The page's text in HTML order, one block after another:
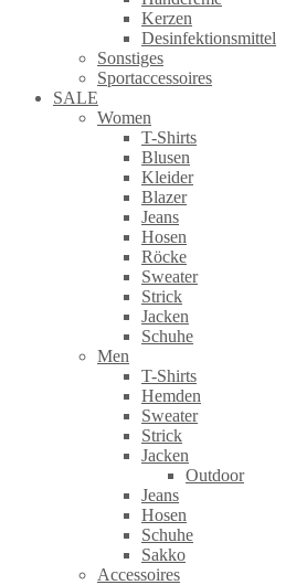
Kerzen
Desinfektionsmittel
Sonstiges
Sportaccessoires
SALE
Women
T-Shirts
Blusen
Kleider
Blazer
Jeans
Hosen
Röcke
Sweater
Strick
Jacken
Schuhe
Men
T-Shirts
Hemden
Sweater
Strick
Jacken
Outdoor
Jeans
Hosen
Schuhe
Sakko
Accessoires